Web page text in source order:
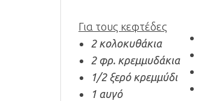
Για τους κεφτέδες
2 κολοκυθάκια
2 φρ. κρεμμυδάκια
1/2 ξερό κρεμμύδι
1 αυγό